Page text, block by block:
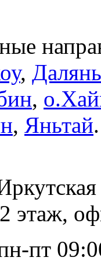
, Далянь
,
, Яньтай
этаж,
пт